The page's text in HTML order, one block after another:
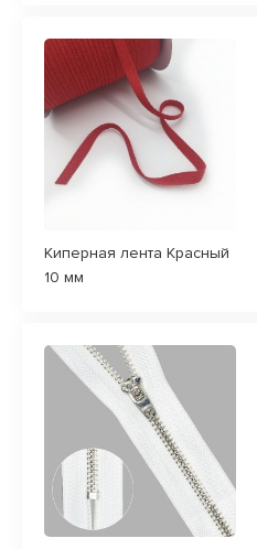
Киперная лента Красный
10 мм